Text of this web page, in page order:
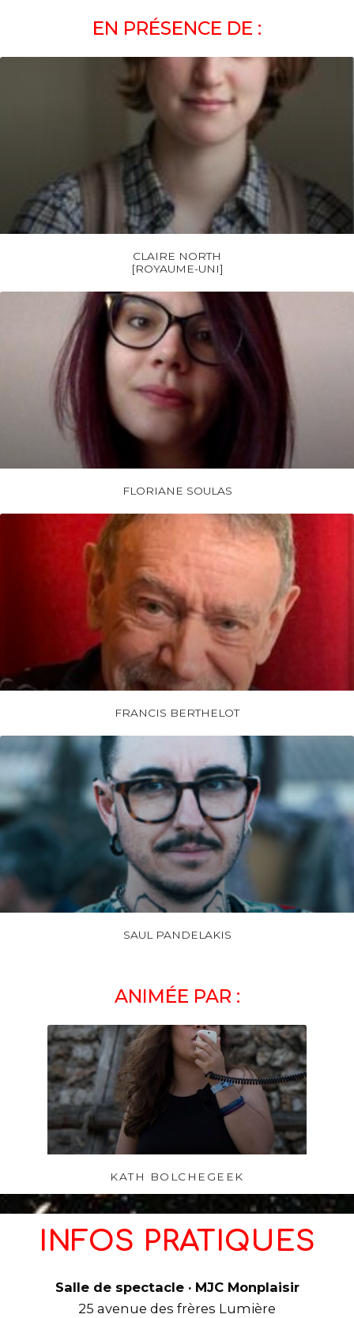
EN PRÉSENCE DE :
CLAIRE NORTH
[ROYAUME-UNI]
FLORIANE SOULAS
FRANCIS BERTHELOT
SAUL PANDELAKIS
ANIMÉE PAR :
KATH BOLCHEGEEK
INFOS PRATIQUES
Salle de spectacle · MJC Monplaisir
25 avenue des frères Lumière